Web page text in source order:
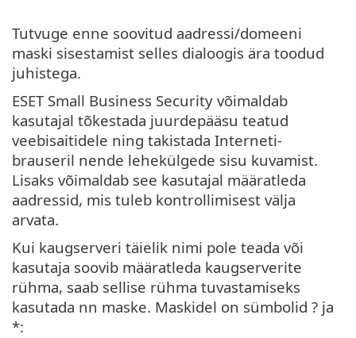
Tutvuge enne soovitud aadressi/domeeni
maski sisestamist selles dialoogis ära toodud
juhistega.
ESET Small Business Security võimaldab
kasutajal tõkestada juurdepääsu teatud
veebisaitidele ning takistada Interneti-
brauseril nende lehekülgede sisu kuvamist.
Lisaks võimaldab see kasutajal määratleda
aadressid, mis tuleb kontrollimisest välja
arvata.
Kui kaugserveri täielik nimi pole teada või
kasutaja soovib määratleda kaugserverite
rühma, saab sellise rühma tuvastamiseks
kasutada nn maske. Maskidel on sümbolid ? ja
*: